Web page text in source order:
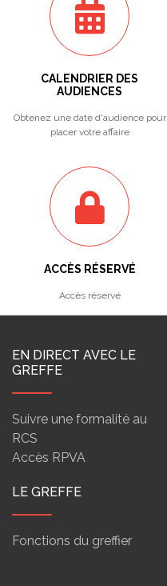
CALENDRIER DES
AUDIENCES
Obtenez une date d'audience pour
placer votre affaire
ACCÈS RÉSERVÉ
Accès réservé
EN DIRECT AVEC LE
GREFFE
Suivre une formalité au
RCS
Accès RPVA
LE GREFFE
Fonctions du greffier